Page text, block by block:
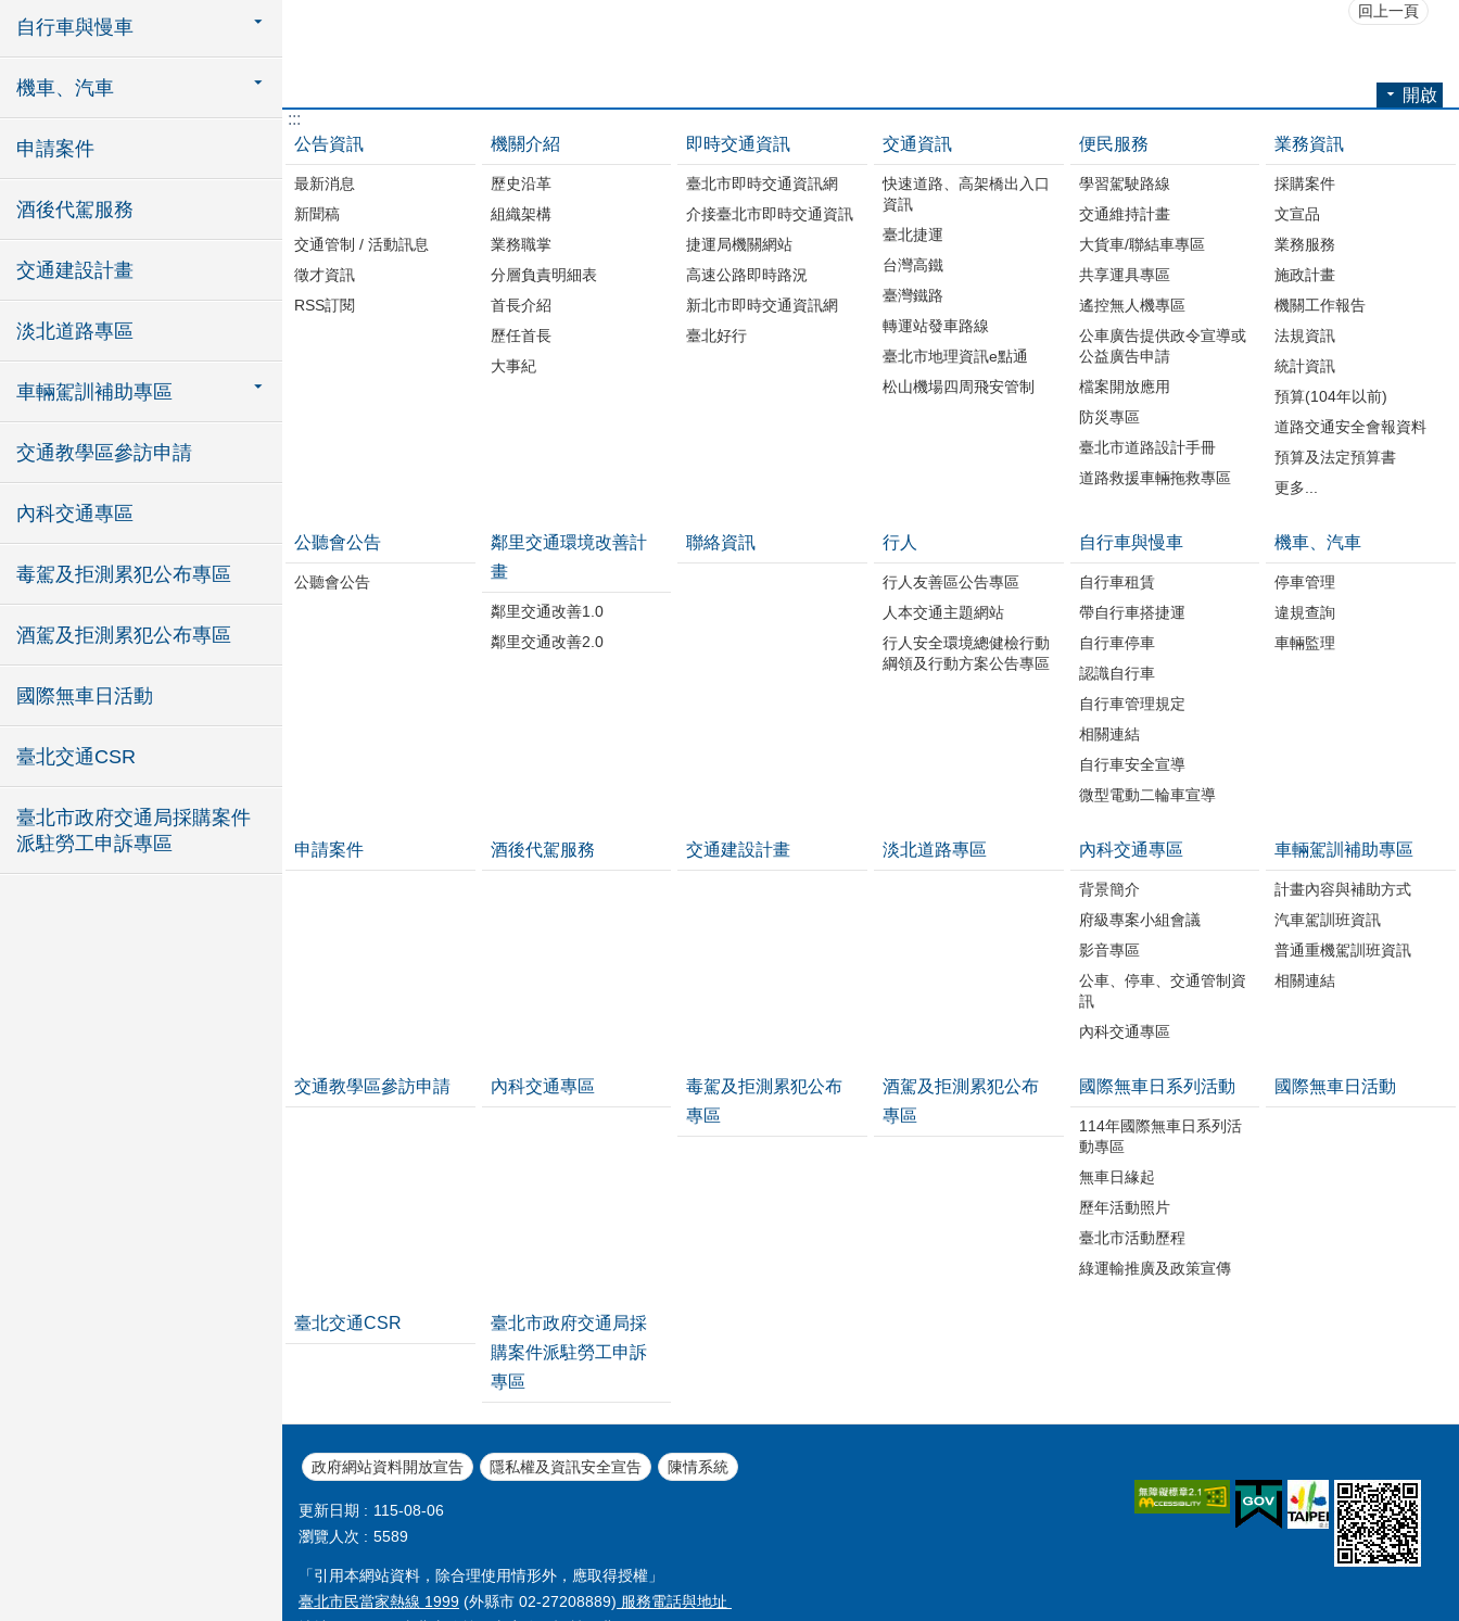
自行車與慢車
機車、汽車
申請案件
酒後代駕服務
交通建設計畫
淡北道路專區
車輛駕訓補助專區
交通教學區參訪申請
內科交通專區
毒駕及拒測累犯公布專區
酒駕及拒測累犯公布專區
國際無車日活動
臺北交通CSR
臺北市政府交通局採購案件
派駐勞工申訴專區
回上一頁
開啟
:::
公告資訊
最新消息
新聞稿
交通管制 / 活動訊息
徵才資訊
RSS訂閱
機關介紹
歷史沿革
組織架構
業務職掌
分層負責明細表
首長介紹
歷任首長
大事紀
即時交通資訊
臺北市即時交通資訊網
介接臺北市即時交通資訊
捷運局機關網站
高速公路即時路況
新北市即時交通資訊網
臺北好行
交通資訊
快速道路、高架橋出入口
資訊
臺北捷運
台灣高鐵
臺灣鐵路
轉運站發車路線
臺北市地理資訊e點通
松山機場四周飛安管制
便民服務
學習駕駛路線
交通維持計畫
大貨車/聯結車專區
共享運具專區
遙控無人機專區
公車廣告提供政令宣導或
公益廣告申請
檔案開放應用
防災專區
臺北市道路設計手冊
道路救援車輛拖救專區
業務資訊
採購案件
文宣品
業務服務
施政計畫
機關工作報告
法規資訊
統計資訊
預算(104年以前)
道路交通安全會報資料
預算及法定預算書
更多...
公聽會公告
公聽會公告
鄰里交通環境改善計
畫
鄰里交通改善1.0
鄰里交通改善2.0
聯絡資訊 行人
行人友善區公告專區
人本交通主題網站
行人安全環境總健檢行動
綱領及行動方案公告專區
自行車與慢車
自行車租賃
帶自行車搭捷運
自行車停車
認識自行車
自行車管理規定
相關連結
自行車安全宣導
微型電動二輪車宣導
機車、汽車
停車管理
違規查詢
車輛監理
申請案件 酒後代駕服務 交通建設計畫 淡北道路專區 內科交通專區
背景簡介
府級專案小組會議
影音專區
公車、停車、交通管制資
訊
內科交通專區
車輛駕訓補助專區
計畫內容與補助方式
汽車駕訓班資訊
普通重機駕訓班資訊
相關連結
交通教學區參訪申請 內科交通專區
毒駕及拒測累犯公布
專區
酒駕及拒測累犯公布
專區
國際無車日系列活動
114年國際無車日系列活
動專區
無車日緣起
歷年活動照片
臺北市活動歷程
綠運輸推廣及政策宣傳
國際無車日活動
臺北交通CSR
臺北市政府交通局採
購案件派駐勞工申訴
專區
政府網站資料開放宣告 隱私權及資訊安全宣告 陳情系統
更新日期
115-08-06
瀏覽人次
5589
「引用本網站資料，除合理使用情形外，應取得授權」
臺北市民當家熱線 1999 (外縣市 02-27208889) 服務電話與地址